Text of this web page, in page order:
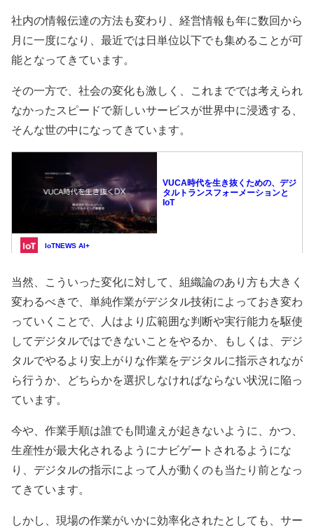
社内の情報伝達の方法も変わり、経営情報も年に数回から
月に一度になり、最近では日単位以下でも集めることが可
能となってきています。
その一方で、社会の変化も激しく、これまででは考えられ
なかったスピードで新しいサービスが世界中に浸透する、
そんな世の中になってきています。
当然、こういった変化に対して、組織論のあり方も大きく
変わるべきで、単純作業がデジタル技術によっておき変わ
っていくことで、人はより広範囲な判断や実行能力を駆使
してデジタルではできないことをやるか、もしくは、デジ
タルでやるより安上がりな作業をデジタルに指示されなが
ら行うか、どちらかを選択しなければならない状況に陥っ
ています。
今や、作業手順は誰でも間違えが起きないように、かつ、
生産性が最大化されるようにナビゲートされるようにな
り、デジタルの指示によって人が動くのも当たり前となっ
てきています。
しかし、現場の作業がいかに効率化されたとしても、サー